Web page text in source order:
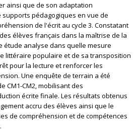
ainsi que de son adaptation
pédagogiques en vue de
de l'écrit au cycle 3. Constatant
élèves français dans la maîtrise de la
étude analyse dans quelle mesure
littéraire populaire et de sa transposition
pour la lecture et renforcer les
Une enquête de terrain a été
CM1-CM2, mobilisant des
écrite finale. Les résultats obtenus
accru des élèves ainsi que le
de compréhension et de compétences